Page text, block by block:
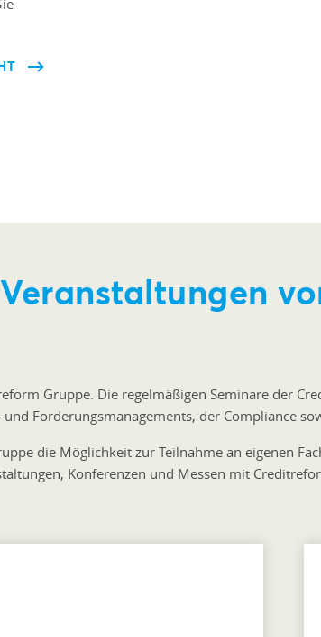
Gruppe. Die regelmäßigen Seminare der
Forderungsmanagements, der Compliance
die Möglichkeit zur Teilnahme an eigenen
Konferenzen und Messen mit